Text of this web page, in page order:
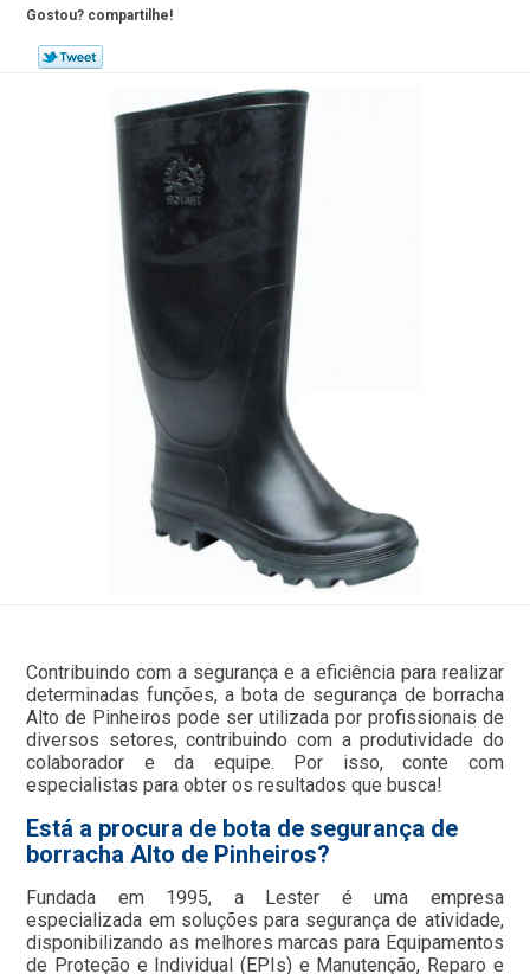
Gostou? compartilhe!
Contribuindo com a segurança e a eficiência para realizar
determinadas funções, a bota de segurança de borracha
Alto de Pinheiros pode ser utilizada por profissionais de
diversos setores, contribuindo com a produtividade do
colaborador e da equipe. Por isso, conte com
especialistas para obter os resultados que busca!
Está a procura de bota de segurança de
borracha Alto de Pinheiros?
Fundada em 1995, a Lester é uma empresa
especializada em soluções para segurança de atividade,
disponibilizando as melhores marcas para Equipamentos
de Proteção e Individual (EPIs) e Manutenção, Reparo e